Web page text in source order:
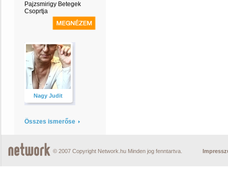
Pajzsmirigy Betegek
Csoprtja
Nagy Judit
Összes ismerőse
© 2007 Copyright Network.hu Minden jog fenntartva.